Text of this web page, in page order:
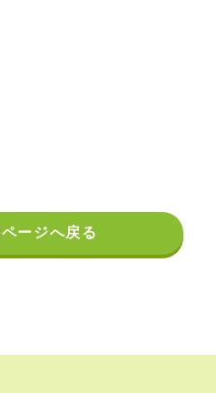
ージへ戻る